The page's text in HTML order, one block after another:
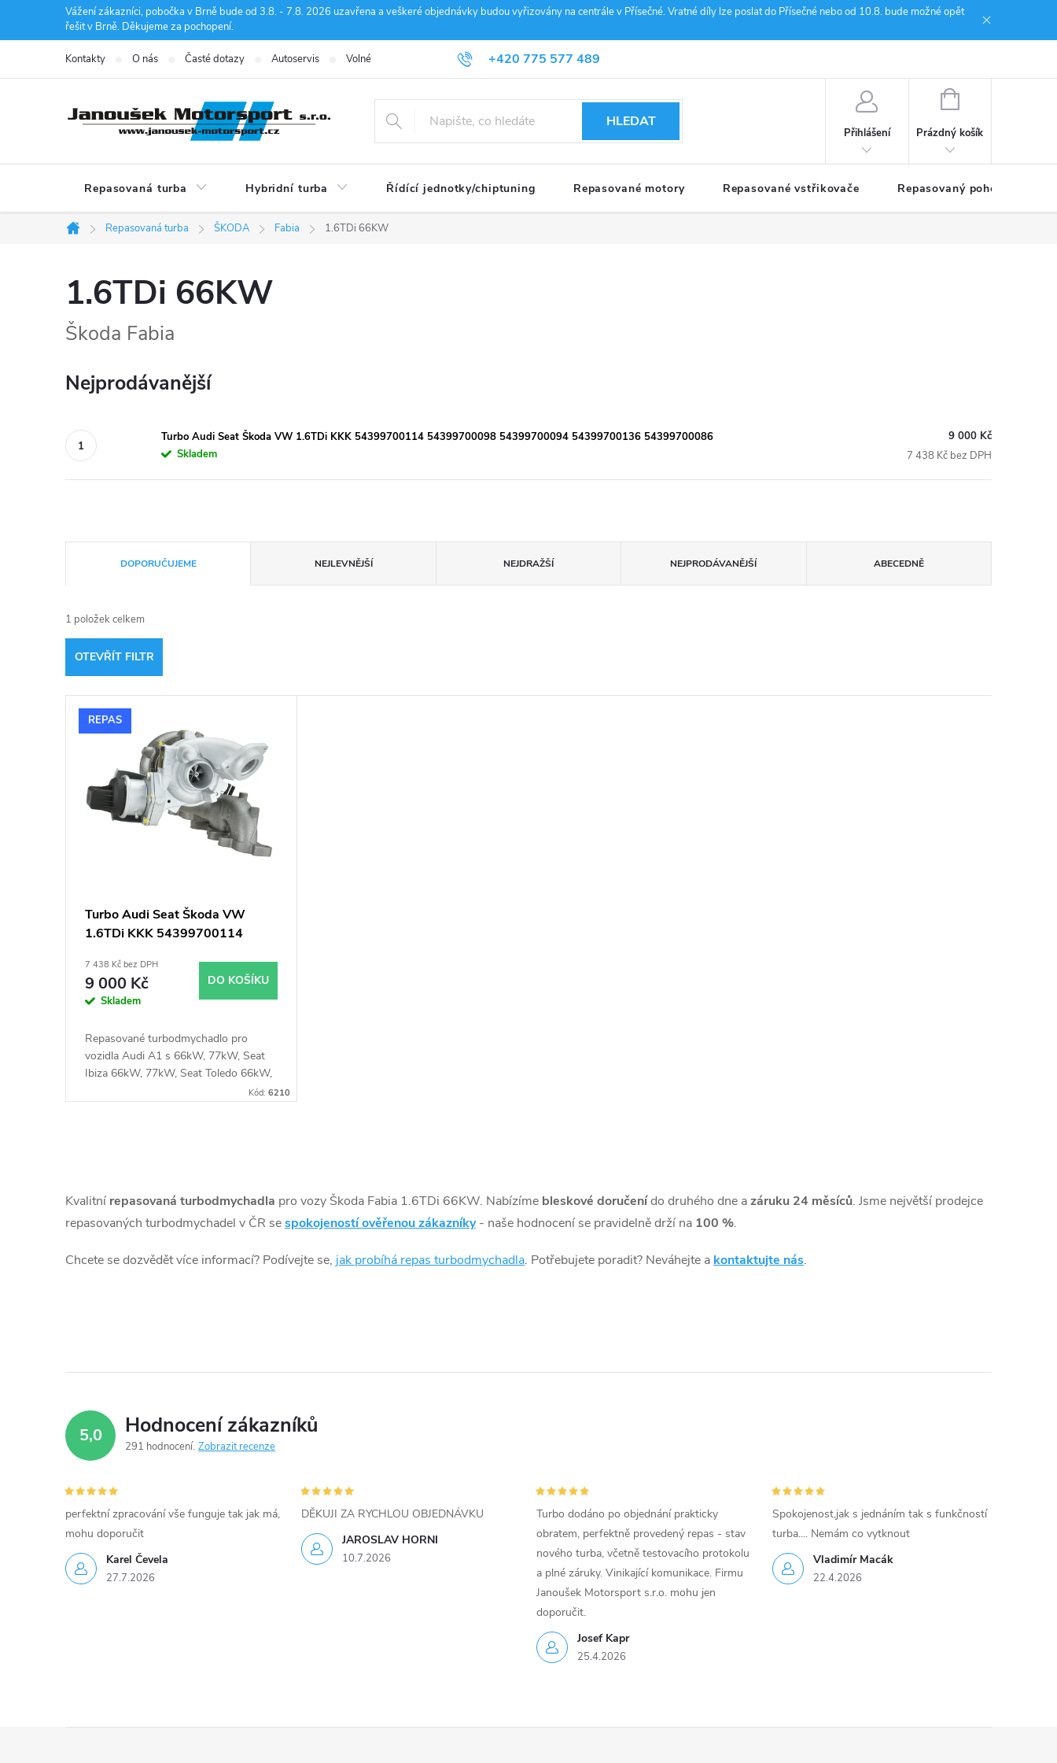
Vážení zákazníci, pobočka v Brně bude od 3.8. - 7.8. 2026 uzavřena a veškeré objednávky budou vyřizovány na centrále v Přísečné. Vratné díly lze poslat do Přísečné nebo od 10.8. bude možné opět
řešit v Brně. Děkujeme za pochopení.
+420 775 577 489
info@janousek-motorsport.cz
Kontakty O nás Časté dotazy Autoservis Volné pozice Obchodní podmínky Reklamace
HLEDAT
Přihlášení
NÁKUPNÍ
Prázdný košík
Repasovaná turba Hybridní turba Řídící jednotky/chiptuning Repasované motory Repasované vstřikovače Repasovaný pohon TDM
Domů
Repasovaná turba ŠKODA Fabia 1.6TDi 66KW
1.6TDi 66KW
Škoda Fabia
Nejprodávanější
Turbo Audi Seat Škoda VW 1.6TDi KKK 54399700114 54399700098 54399700094 54399700136 54399700086
Skladem
9 000 Kč
7 438 Kč bez DPH
a
z
e
n
DOPORUČUJEME NEJLEVNĚJŠÍ NEJDRAŽŠÍ NEJPRODÁVANĚJŠÍ ABECEDNĚ
1 položek celkem
OTEVŘÍT FILTR
V
k
ů
REPAS
Turbo Audi Seat Škoda VW
1.6TDi KKK 54399700114
54399700136 54399700086
7 438 Kč bez DPH
9 000 Kč
Skladem
DO KOŠÍKU
Repasované turbodmychadlo pro
vozidla Audi A1 s 66kW, 77kW, Seat
Ibiza 66kW, 77kW, Seat Toledo 66kW,
Kód:6210
v
l
á
í
p
r
k
y
v
u
Kvalitní repasovaná turbodmychadla pro vozy Škoda Fabia 1.6TDi 66KW. Nabízíme bleskové doručenído druhého dne azáruku 24 měsíců. Jsme největší prodejce
repasovaných turbodmychadel v ČR sespokojeností ověřenou zákazníky- naše hodnocení se pravidelně drží na 100 %.
Chcete se dozvědět více informací? Podívejte se, jak probíhá repas turbodmychadla. Potřebujete poradit? Neváhejte a kontaktujte nás.
5,0 Hodnocení zákazníků
291 hodnocení Zobrazit recenze
Karel Čevela
27.7.2026
perfektní zpracování vše funguje tak jak má,
mohu doporučit
JAROSLAV HORNI
10.7.2026
DĚKUJI ZA RYCHLOU OBJEDNÁVKU
Josef Kapr
25.4.2026
Turbo dodáno po objednání prakticky
obratem, perfektně provedený repas - stav
nového turba, včetně testovacího protokolu
a plné záruky. Vinikající komunikace. Firmu
Janoušek Motorsport s.r.o. mohu jen
doporučit.
Vladimír Macák
22.4.2026
Spokojenost,jak s jednáním tak s funkčností
turba.... Nemám co vytknout